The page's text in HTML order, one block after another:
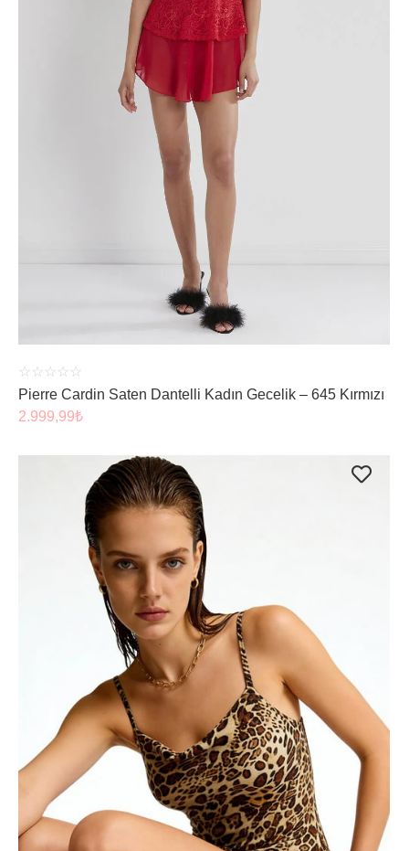
ÜRÜNÜ İNCELE
☆ ☆ ☆ ☆ ☆
Pierre Cardin Saten Dantelli Kadın Gecelik – 645 Kırmızı
2.999,99₺